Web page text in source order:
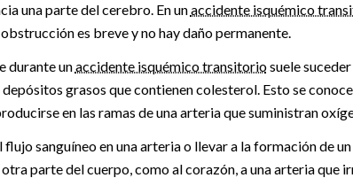
una parte del cerebro. En unaccidente isquémico
es breve y no hay daño permanente.
durante unaccidente isquémico transitoriosuele
grasos que contienen colesterol. Esto se
en las ramas de una arteria que suministran
flujo sanguíneo en una arteria o llevar a la formación de
otra parte del cuerpo, como al corazón, a una arteria que